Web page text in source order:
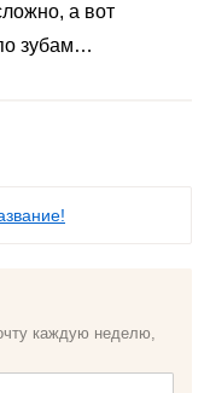
а вот
зубам…
каждую неделю,